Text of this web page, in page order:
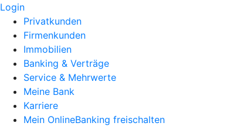
Login
Privatkunden
Firmenkunden
Immobilien
Banking & Verträge
Service & Mehrwerte
Meine Bank
Karriere
Mein OnlineBanking freischalten